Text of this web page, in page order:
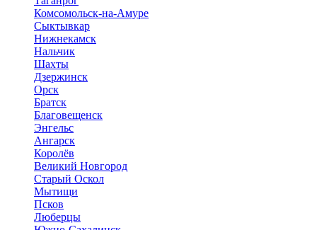
Комсомольск-на-Амуре
Сыктывкар
Нижнекамск
Нальчик
Шахты
Дзержинск
Орск
Братск
Благовещенск
Энгельс
Ангарск
Королёв
Великий Новгород
Старый Оскол
Мытищи
Псков
Люберцы